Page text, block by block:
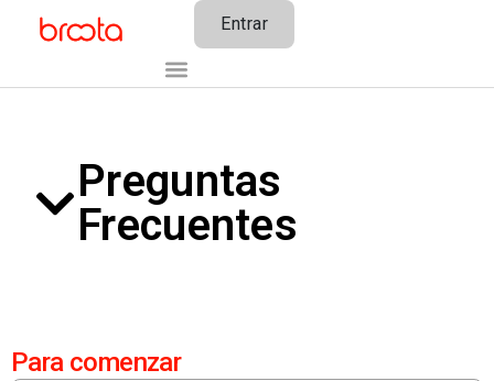
Entrar
Preguntas
Frecuentes
Para comenzar